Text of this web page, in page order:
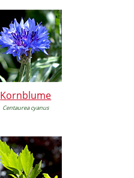
Kornblume
Centaurea cyanus